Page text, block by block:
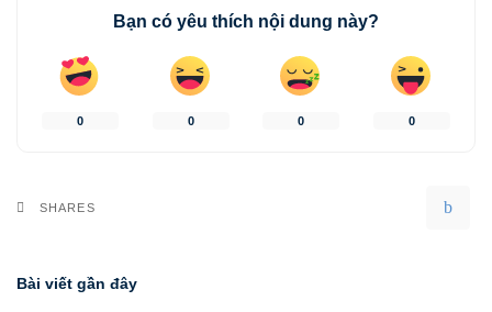
Bạn có yêu thích nội dung này?
0 0 0 0
SHARES
Bài viết gần đây